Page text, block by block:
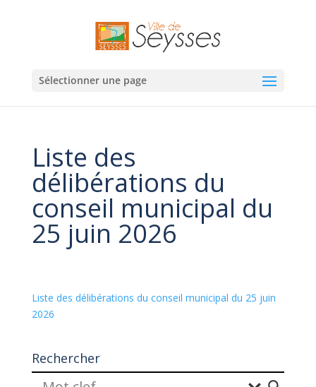
Sélectionner une page
Liste des
délibérations du
conseil municipal du
25 juin 2026
Liste des délibérations du conseil municipal du 25 juin
2026
Rechercher